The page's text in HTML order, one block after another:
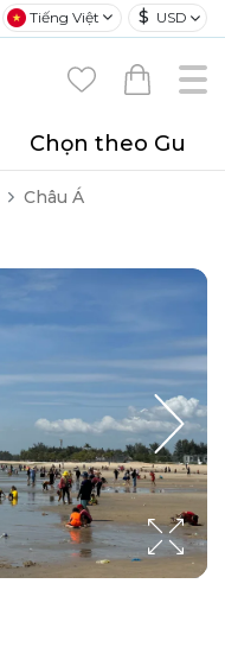
Tiếng Việt $ USD
Chọn theo Gu
Châu Á